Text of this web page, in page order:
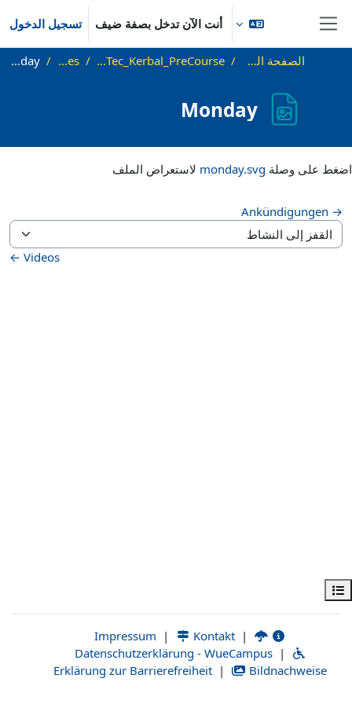
تخطى إلى المحتوى الرئيسي
أنت الآن تدخل بصفة ضيف تسجيل الدخول
المقرر
الصفحة الرئيسية WS24_SaTec_Kerbal_PreCourse
Slides
Monday
Monday
اضغط على وصلة monday.svg لاستعراض الملف
→ Ankündigungen
القفز إلى النشاط
Videos ←
| Kontakt |
Datenschutzerklärung - WueCampus |
Erklärung zur Barrierefreiheit | Bildnachweise